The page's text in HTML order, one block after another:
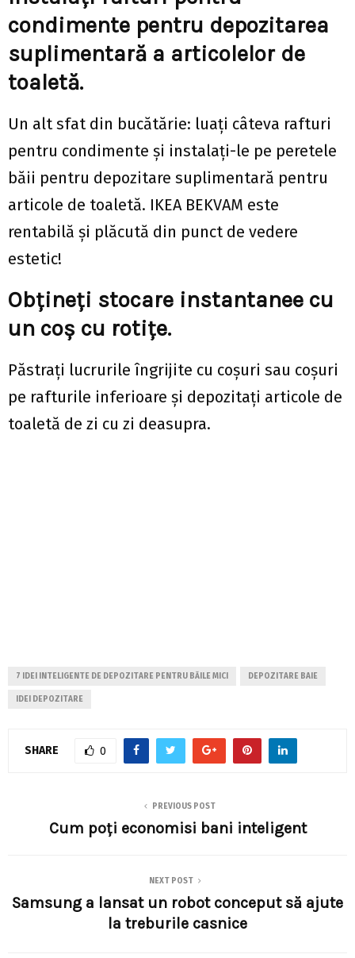
condimente pentru depozitarea
suplimentară a articolelor de
toaletă.
Un alt sfat din bucătărie: luați câteva rafturi
pentru condimente și instalați-le pe peretele
băii pentru depozitare suplimentară pentru
articole de toaletă. IKEA BEKVAM este
rentabilă și plăcută din punct de vedere
estetic!
Obțineți stocare instantanee cu
un coș cu rotițe.
Păstrați lucrurile îngrijite cu coșuri sau coșuri
pe rafturile inferioare și depozitați articole de
toaletă de zi cu zi deasupra.
7 IDEI INTELIGENTE DE DEPOZITARE PENTRU BĂILE MICI DEPOZITARE BAIE
IDEI DEPOZITARE
SHARE 0
PREVIOUS POST
Cum poți economisi bani inteligent
NEXT POST
Samsung a lansat un robot conceput să ajute
la treburile casnice